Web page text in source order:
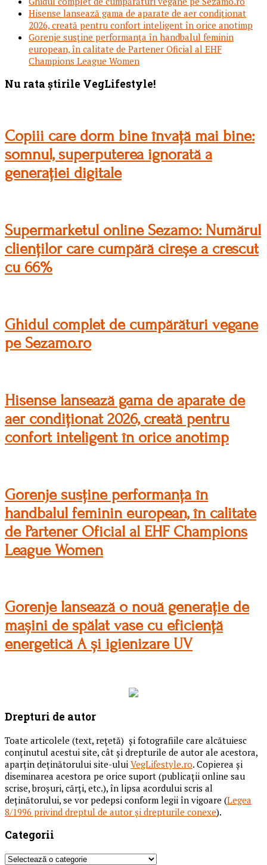
Hisense lansează gama de aparate de aer condiționat
2026, creată pentru confort inteligent în orice anotimp
Gorenje susține performanța în handbalul feminin
european, în calitate de Partener Oficial al EHF
Champions League Women
Footer
Nu rata știrile VegLifestyle!
Copiii care dorm bine învață mai bine:
somnul, superputerea ignorată a
generației digitale
Supermarketul online Sezamo: Numărul
clienților care cumpără cireșe a crescut
cu 66%
Ghidul complet de cumpărături vegane
pe Sezamo.ro
Hisense lansează gama de aparate de
aer condiționat 2026, creată pentru
confort inteligent în orice anotimp
Gorenje susține performanța în
handbalul feminin european, în calitate
de Partener Oficial al EHF Champions
League Women
Gorenje lansează o nouă generație de
mașini de spălat vase cu eficiență
energetică A și igienizare UV
Drepturi de autor
Toate articolele (text, reţetă) și fotografiile care alcătuiesc
conținutul acestui site, cât și drepturile de autor ale acestora,
aparțin deținătorului site-ului VegLifestyle.ro. Copierea și
diseminarea acestora pe orice suport (publicații online sau
scrise, broșuri, cărți, etc.), în lipsa acordului scris al
deținătorului, se vor pedepsi conform legii în vigoare (Legea
8/1996 privind dreptul de autor și drepturile conexe).
Categorii
Categorii